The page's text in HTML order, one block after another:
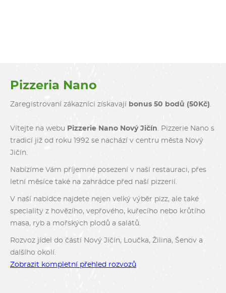
Pizzeria Nano
Zaregistrovaní zákazníci získavají bonus 50 bodů (50Kč).
Vítejte na webu Pizzerie Nano Nový Jičín. Pizzerie Nano s
tradicí již od roku 1992 se nachází v centru města Nový
Jičín.
Nabízíme Vám příjemné posezení v naší restauraci, přes
letní měsíce také na zahrádce před naší pizzerií.
V naší nabídce najdete nejen velký výběr pizz, ale také
speciality z hovězího, vepřového, kuřecího nebo krůtího
masa, ryb a mořských plodů a salátů.
Rozvoz jídel do částí Nový Jičín, Loučka, Žilina, Šenov a
dalšího okolí.
Zobrazit kompletní přehled rozvozů